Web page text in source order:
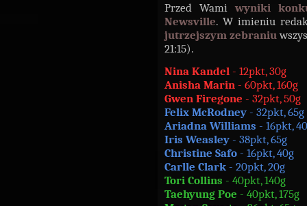
Przed Wamiwyniki
Newsville. W imieniu
jutrzejszym zebraniu
21:15).
Nina Kandel - 12pkt, 30g
Anisha Marin - 60pkt, 160g
Gwen Firegone - 32pkt, 50g
Felix McRodney - 32pkt, 65g
Ariadna Williams - 16pkt,
Iris Weasley - 38pkt, 65g
Christine Safo - 16pkt, 40g
Carlle Clark - 20pkt, 20g
Tori Collins - 40pkt, 140g
Taehyung Poe - 40pkt, 175g